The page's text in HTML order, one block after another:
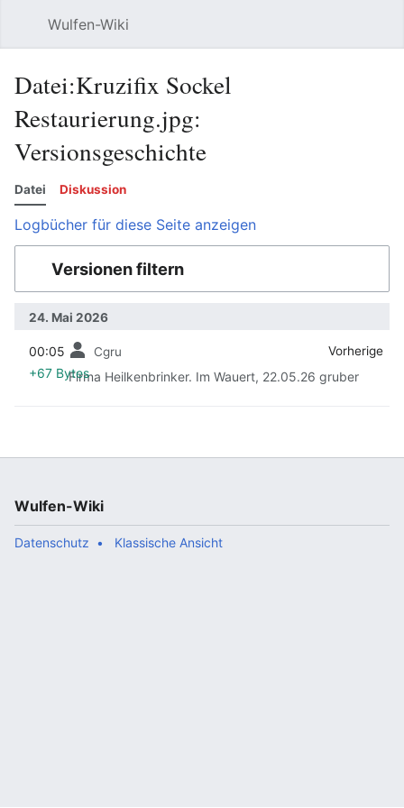
Wulfen-Wiki
Datei:Kruzifix Sockel
Restaurierung.jpg:
Versionsgeschichte
Datei Diskussion
Logbücher für diese Seite anzeigen
Versionen filtern
24. Mai 2026
Vorherige
00:05 Cgru
+67 BytesFirma Heilkenbrinker. Im Wauert, 22.05.26 gruber
Wulfen-Wiki
Datenschutz Klassische Ansicht